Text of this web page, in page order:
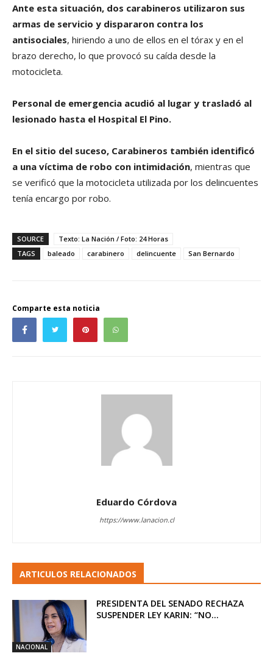
Ante esta situación, dos carabineros utilizaron sus
armas de servicio y dispararon contra los
antisociales, hiriendo a uno de ellos en el tórax y en el
brazo derecho, lo que provocó su caída desde la
motocicleta.
Personal de emergencia acudió al lugar y trasladó al
lesionado hasta el Hospital El Pino.
En el sitio del suceso, Carabineros también identificó
a una víctima de robo con intimidación, mientras que
se verificó que la motocicleta utilizada por los delincuentes
tenía encargo por robo.
SOURCE
Texto: La Nación / Foto: 24 Horas
TAGS
baleado carabinero delincuente San Bernardo
Comparte esta noticia
Eduardo Córdova
https://www.lanacion.cl
ARTICULOS RELACIONADOS
NACIONAL
PRESIDENTA DEL SENADO RECHAZA
SUSPENDER LEY KARIN: “NO...